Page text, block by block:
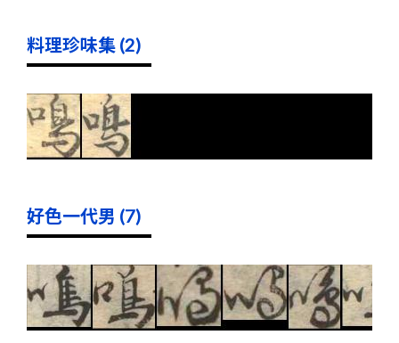
料理珍味集 (2)
好色一代男 (7)